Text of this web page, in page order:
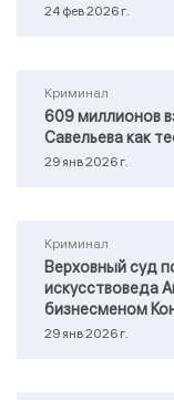
24 фев 2026 г.
Криминал
609 миллионов
Савельева как
29 янв 2026 г.
Криминал
Верховный суд
искусствоведа
бизнесменом
29 янв 2026 г.